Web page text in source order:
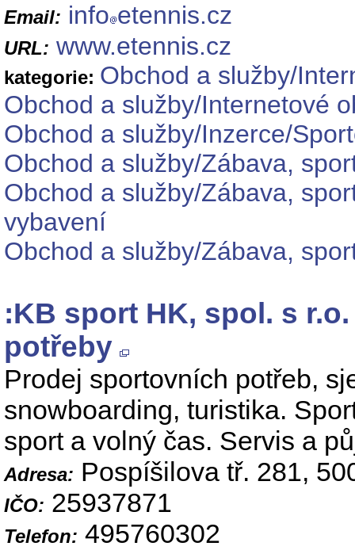
Email: info etennis.cz
URL: www.etennis.cz
kategorie: Obchod a služby/
Obchod a služby/Internetové
Obchod a služby/Inzerce/
Obchod a služby/Zábava,
Obchod a služby/Zábava,
vybavení
Obchod a služby/Zábava,
:KB sport HK, spol. s
potřeby
Prodej sportovních potřeb,
snowboarding, turistika.
sport a volný čas. Servis a
Adresa: Pospíšilova tř. 281,
IČO: 25937871
Telefon: 495760302